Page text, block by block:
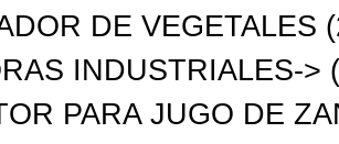
DE VEGETALES
INDUSTRIALES->
PARA JUGO DE